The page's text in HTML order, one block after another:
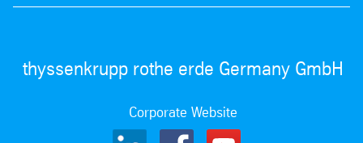
thyssenkrupp rothe erde Germany GmbH
Corporate Website